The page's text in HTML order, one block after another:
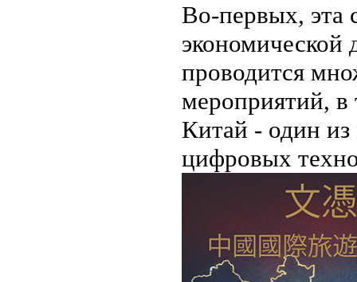
Во-первых, эта
экономической
проводится
мероприятий, в
Китай - один
цифровых